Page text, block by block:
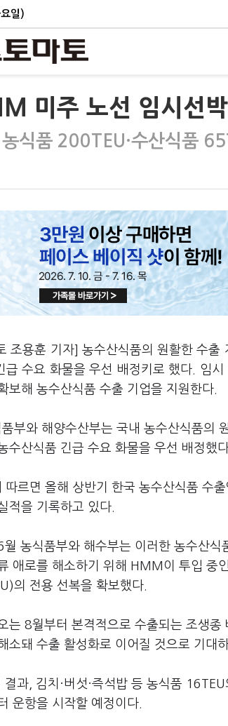
일)
미주 노선 임시선
농식품 200TEU·수산식품
조용훈 기자] 농수산식품의 원활한 수
급 수요 화물을 우선 배정키로 했다. 임
보해 농수산식품 수출 기업을 지원한다.
부와 해양수산부는 국내 농수산식품의
수산식품 긴급 수요 화물을 우선 배정했
따르면 올해 상반기 한국 농수산식품 수
적을 기록하고 있다.
월 농식품부와 해수부는 이러한 농수산
애로를 해소하기 위해 HMM이 투입 중
의 전용 선복을 확보했다.
는 8월부터 본격적으로 수출되는 조생
소돼 수출 활성화로 이어질 것으로 기대
결과, 김치·버섯·즉석밥 등 농식품
운항을 시작할 예정이다.